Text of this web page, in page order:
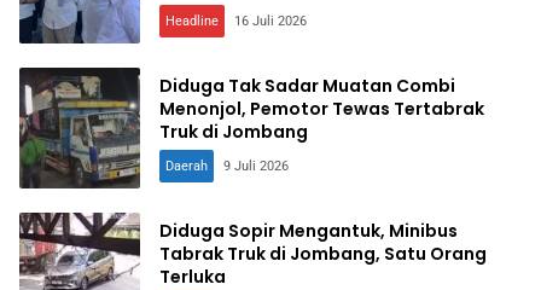
Headline 16 Juli 2026
Diduga Tak Sadar Muatan Combi
Menonjol, Pemotor Tewas Tertabrak
Truk di Jombang
Daerah 9 Juli 2026
Diduga Sopir Mengantuk, Minibus
Tabrak Truk di Jombang, Satu Orang
Terluka